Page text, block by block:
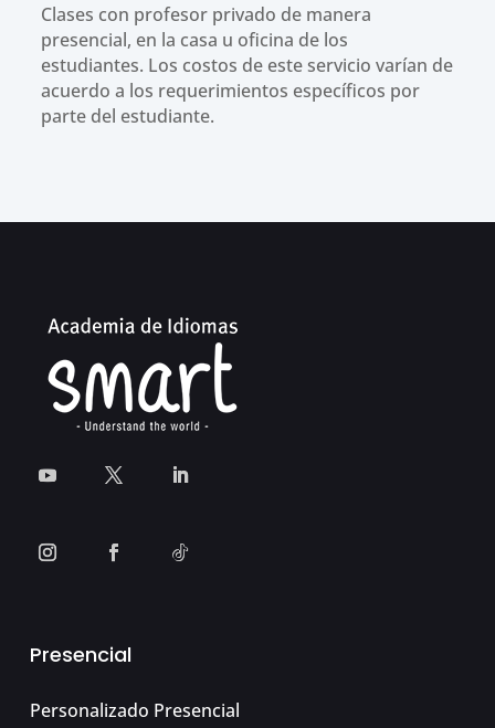
Clases con profesor privado de manera
presencial, en la casa u oficina de los
estudiantes. Los costos de este servicio varían de
acuerdo a los requerimientos específicos por
parte del estudiante.
Presencial
Personalizado Presencial